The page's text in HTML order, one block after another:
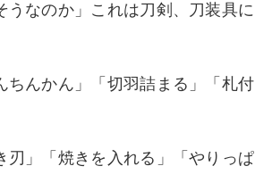
なのか」これは刀剣、刀装具に
んかん」「切羽詰まる」「札付
刃」「焼きを入れる」「やりっぱ